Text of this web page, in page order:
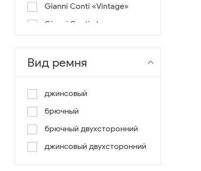
Gianni Conti «Vintage»
Gianni Conti «Lusso e un
pochino di colore»
Gianni Conti «Antico»
Miguel Bellido «Melbourne»
Вид ремня
джинсовый
брючный
брючный двухсторонний
джинсовый двухсторонний